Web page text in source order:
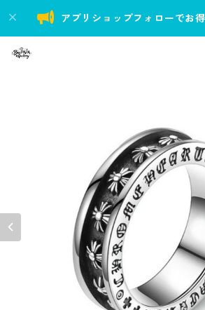
アプリショップフォローでお